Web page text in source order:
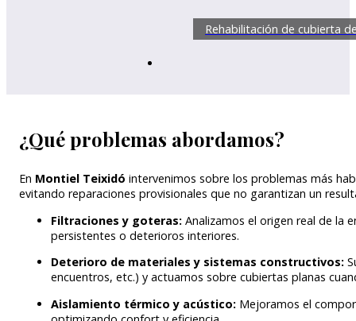
Rehabilitación de cubierta
¿Qué problemas abordamos?
En Montiel Teixidó intervenimos sobre los problemas más
evitando reparaciones provisionales que no garantizan un
Filtraciones y goteras: Analizamos el origen real de la
persistentes o deterioros interiores.
Deterioro de materiales y sistemas constructivos:
encuentros, etc.) y actuamos sobre cubiertas planas
Aislamiento térmico y acústico: Mejoramos el